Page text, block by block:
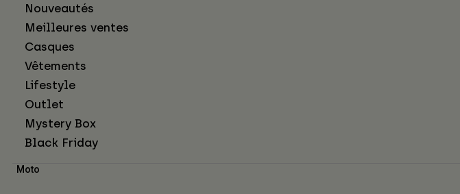
Nouveautés
Meilleures ventes
Casques
Vêtements
Lifestyle
Outlet
Mystery Box
Black Friday
Moto